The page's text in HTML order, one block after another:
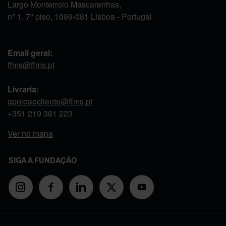
Largo Monterroio Mascarenhas,
nº 1, 7º piso, 1099-081 Lisboa - Portugal
Email geral:
ffms@ffms.pt
Livraria:
apoioaocliente@ffms.pt
+351 219 381 223
Ver no mapa
SIGA A FUNDAÇÃO